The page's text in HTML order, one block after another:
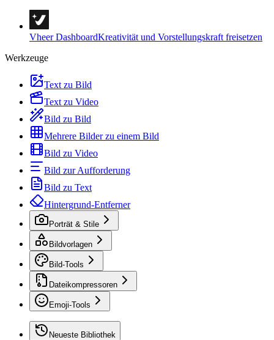
Vheer DashboardKreativität und Vorstellungskraft freisetzen
Werkzeuge
Text zu Bild
Text zu Video
Bild zu Bild
Mehrere Bilder zu einem Bild
Bild zu Video
Bild zur Aufforderung
Bild zu Text
Hintergrund-Entferner
Porträt & Stile
Bildvorlagen
Bild-Tools
Dateikompressoren
Emoji-Tools
Neueste Bibliothek